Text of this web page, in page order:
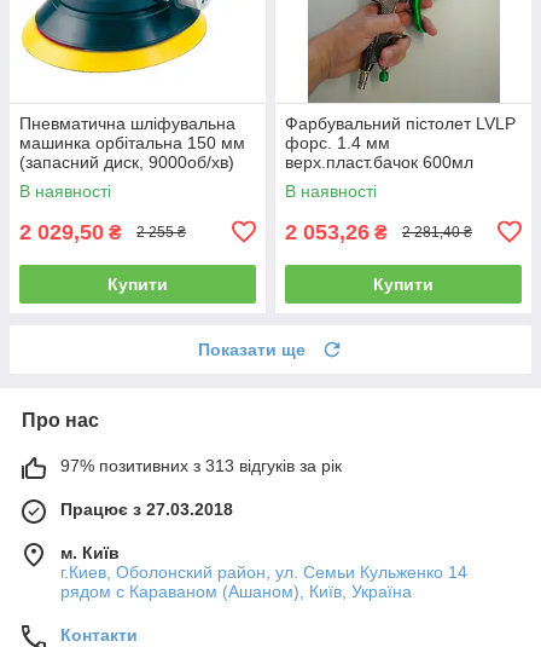
Пневматична шліфувальна
машинка орбітальна 150 мм
(запасний диск, 9000об/хв)
AIRKRAFT AT-980-6V
В наявності
2 029,50 ₴ 2 255 ₴
Купити
Фарбувальний пістолет LVLP
форс. 1.4 мм
верх.пласт.бачок 600мл
AUARITA L-897-1.4
В наявності
2 053,26 ₴ 2 281,40 ₴
Купити
Показати ще
Про нас
97% позитивних з 313 відгуків за рік
Працює з 27.03.2018
м. Київ
г.Киев, Оболонский район, ул. Семьи Кульженко 14
рядом с Караваном (Ашаном), Київ, Україна
Контакти